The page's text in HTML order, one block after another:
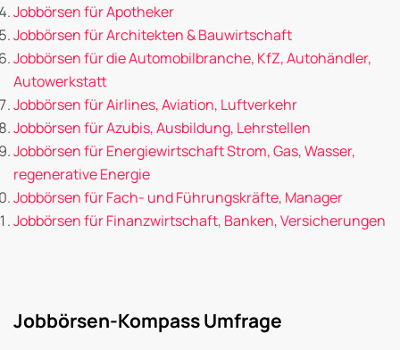
Jobbörsen für Apotheker
Jobbörsen für Architekten & Bauwirtschaft
Jobbörsen für die Automobilbranche, KfZ, Autohändler,
Autowerkstatt
Jobbörsen für Airlines, Aviation, Luftverkehr
Jobbörsen für Azubis, Ausbildung, Lehrstellen
Jobbörsen für Energiewirtschaft Strom, Gas, Wasser,
regenerative Energie
Jobbörsen für Fach- und Führungskräfte, Manager
Jobbörsen für Finanzwirtschaft, Banken, Versicherungen
Jobbörsen-Kompass Umfrage